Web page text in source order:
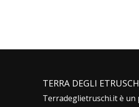
TERRA DEGLI
Terradeglietruschi.it è un